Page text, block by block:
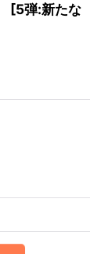
[5弾:新たな